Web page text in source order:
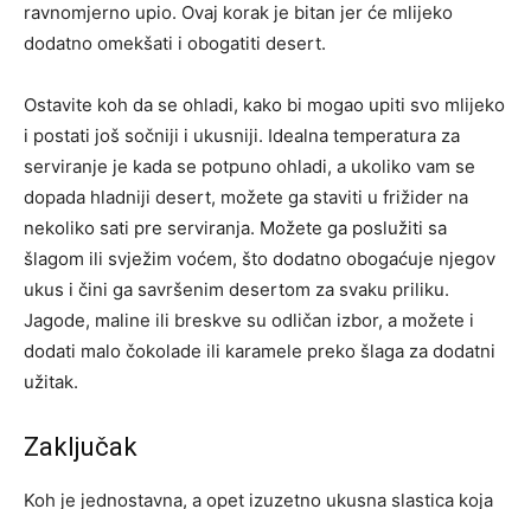
ravnomjerno upio. Ovaj korak je bitan jer će mlijeko
dodatno omekšati i obogatiti desert.
Ostavite koh da se ohladi, kako bi mogao upiti svo mlijeko
i postati još sočniji i ukusniji. Idealna temperatura za
serviranje je kada se potpuno ohladi, a ukoliko vam se
dopada hladniji desert, možete ga staviti u frižider na
nekoliko sati pre serviranja. Možete ga poslužiti sa
šlagom ili svježim voćem, što dodatno obogaćuje njegov
ukus i čini ga savršenim desertom za svaku priliku.
Jagode, maline ili breskve su odličan izbor, a možete i
dodati malo čokolade ili karamele preko šlaga za dodatni
užitak.
Zaključak
Koh je jednostavna, a opet izuzetno ukusna slastica koja